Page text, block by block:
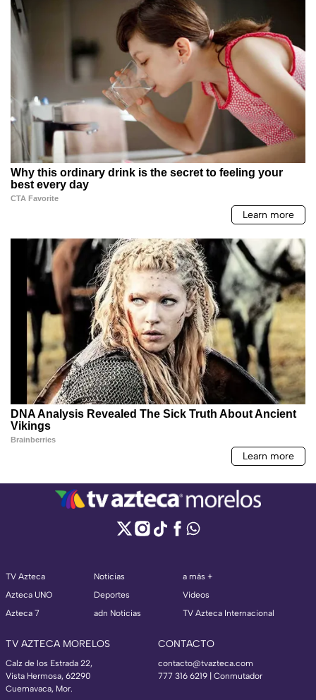
TV Azteca
Azteca UNO
Azteca 7
Noticias
Deportes
adn Noticias
a más +
Videos
TV Azteca Internacional
TV AZTECA MORELOS
Calz de los Estrada 22,
Vista Hermosa, 62290
Cuernavaca, Mor.
CONTACTO
contacto@tvazteca.com
777 316 6219 | Conmutador